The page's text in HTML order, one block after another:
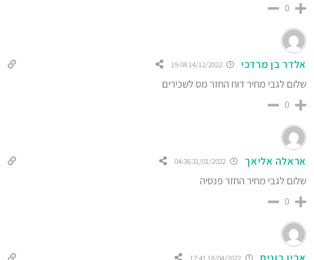
0
אלדר בן מרדכי 14/12/2022 19:08
שלום לגבי מחיר דוח החזר מס לשכירים
0
אראלה אליאך
שלום לגבי מחיר החזר פנסיה
0